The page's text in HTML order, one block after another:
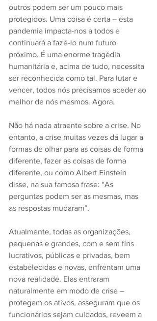
outros podem ser um pouco mais
protegidos. Uma coisa é certa – esta
pandemia impacta-nos a todos e
continuará a fazê-lo num futuro
próximo. É uma enorme tragédia
humanitária e, acima de tudo, necessita
ser reconhecida como tal. Para lutar e
vencer, todos nós precisamos aceder ao
melhor de nós mesmos. Agora.
Não há nada atraente sobre a crise. No
entanto, a crise muitas vezes dá lugar a
formas de olhar para as coisas de forma
diferente, fazer as coisas de forma
diferente, ou como Albert Einstein
disse, na sua famosa frase: “As
perguntas podem ser as mesmas, mas
as respostas mudaram”.
Atualmente, todas as organizações,
pequenas e grandes, com e sem fins
lucrativos, públicas e privadas, bem
estabelecidas e novas, enfrentam uma
nova realidade. Elas entraram
naturalmente em modo de crise –
protegem os ativos, asseguram que os
funcionários sejam cuidados, reveem a